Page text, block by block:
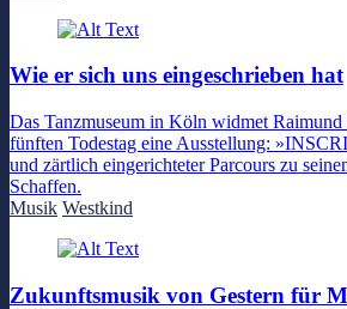
Wie er sich uns eingeschrieben hat
Das Tanzmuseum in Köln widmet Raimund
fünften Todestag eine Ausstellung:
und zärtlich eingerichteter Parcours zu
Schaffen.
Musik Westkind
Zukunftsmusik von Gestern für